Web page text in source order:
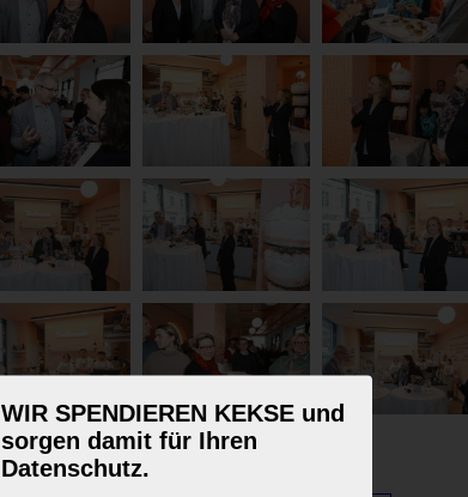
WIR SPENDIEREN KEKSE und
sorgen damit für Ihren
Datenschutz.